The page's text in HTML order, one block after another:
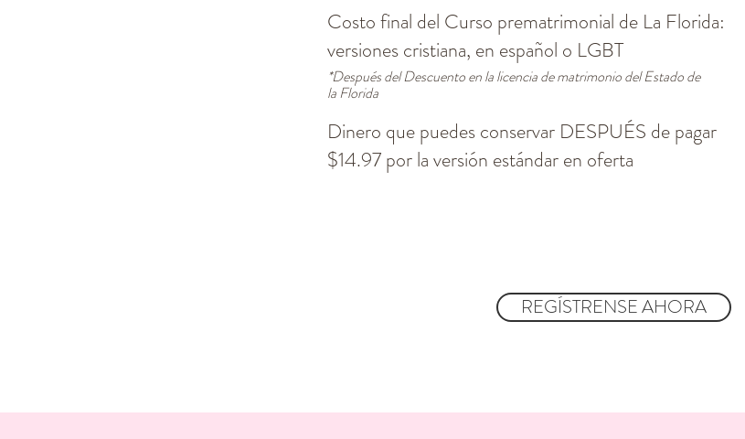
Costo final del Curso prematrimonial de La Florida:
versiones cristiana, en español o LGBT
Dinero que puedes conservar DESPUÉS de pagar
$14.97 por la versión estándar en oferta
*Después del Descuento en la licencia de matrimonio del Estado de
la Florida
REGÍSTRENSE AHORA